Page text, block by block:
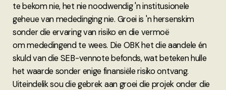
te bekom nie, het nie noodwendig 'n institusionele
geheue van mededinging nie. Groei is 'n hersenskim
sonder die ervaring van risiko en die vermoë
om mededingend te wees. Die OBK het die aandele én
skuld van die SEB-vennote befonds, wat beteken hulle
het waarde sonder enige finansiële risiko ontvang.
Uiteindelik sou die gebrek aan groei die projek onder die